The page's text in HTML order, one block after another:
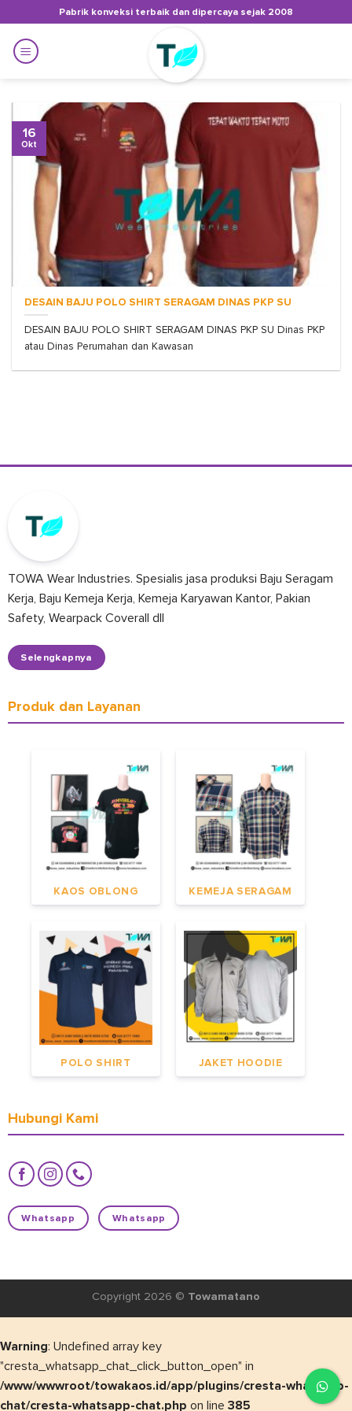
to
content
Pabrik konveksi terbaik dan dipercaya sejak 2008
DESAIN BAJU POLO SHIRT SERAGAM DINAS PKP SU
DESAIN BAJU POLO SHIRT SERAGAM DINAS PKP SU Dinas PKP
atau Dinas Perumahan dan Kawasan
16
Okt
TOWA Wear Industries. Spesialis jasa produksi Baju Seragam
Kerja, Baju Kemeja Kerja, Kemeja Karyawan Kantor, Pakian
Safety, Wearpack Coverall dll
Selengkapnya
Produk dan Layanan
KAOS OBLONG KEMEJA SERAGAM
POLO SHIRT JAKET HOODIE
Hubungi Kami
Whatsapp Whatsapp
Copyright 2026 © Towamatano
Warning: Undefined array key
"cresta_whatsapp_chat_click_button_open" in
/www/wwwroot/towakaos.id/app/plugins/cresta-whatsapp-
chat/cresta-whatsapp-chat.php on line 385